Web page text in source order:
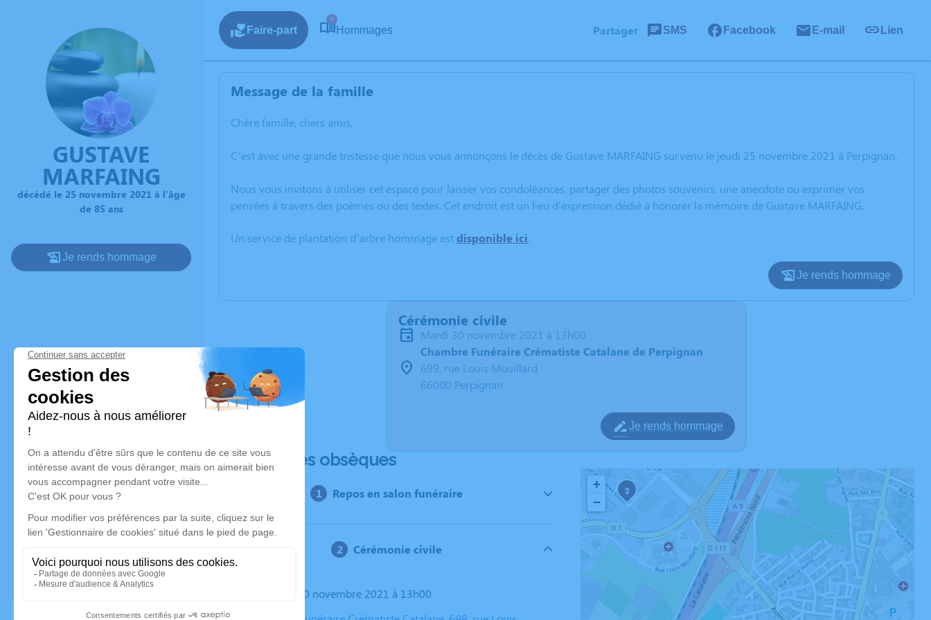
GUSTAVE
MARFAING
décédé le 25 novembre 2021 à l'âge
de 85 ans
Je rends hommage
Faire-part
4
Hommages Partager SMS Facebook E-mail Lien
Message de la famille
Chère famille, chers amis,
C’est avec une grande tristesse que nous vous annonçons le décès de Gustave MARFAING survenu le jeudi 25 novembre 2021 à Perpignan.
Nous vous invitons à utiliser cet espace pour laisser vos condoléances, partager des photos souvenirs, une anecdote ou exprimer vos
pensées à travers des poèmes ou des textes. Cet endroit est un lieu d'expression dédié à honorer la mémoire de Gustave MARFAING.
Un service de plantation d’arbre hommage estdisponible ici.
Je rends hommage
Cérémonie civile
mardi 30 novembre 2021 à 13h00
Chambre Funéraire Crématiste Catalane de Perpignan
699, rue Louis Mouillard
66000 Perpignan
Je rends hommage
Déroulé des obsèques
Repos en salon funéraire
Cérémonie civile
Le mardi 30 novembre 2021 à 13h00
3
+
−